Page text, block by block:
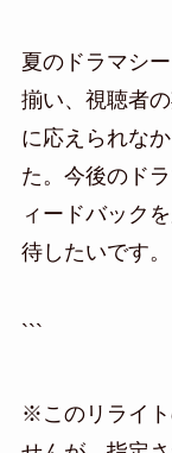
夏のドラマシ
揃い、視聴者
に応えられな
た。今後のド
ィードバック
待したいです。
```
※このリライト